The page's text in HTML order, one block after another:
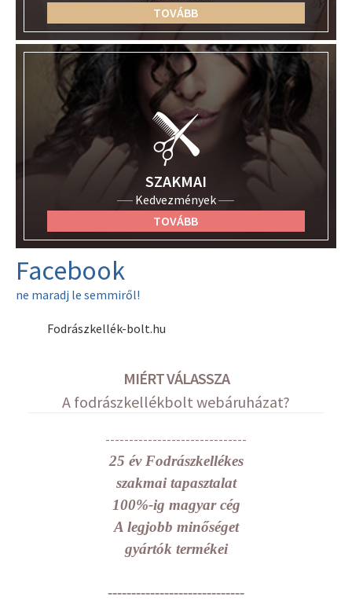
TOVÁBB
SZAKMAI
Kedvezmények
TOVÁBB
Facebook
ne maradj le semmiről!
Fodrászkellék-bolt.hu
MIÉRT VÁLASSZA
A fodrászkellékbolt webáruházat?
------------------------------
25 év Fodrászkellékes
szakmai tapasztalat
100%-ig magyar cég
A legjobb minőséget
gyártók termékei
-----------------------------